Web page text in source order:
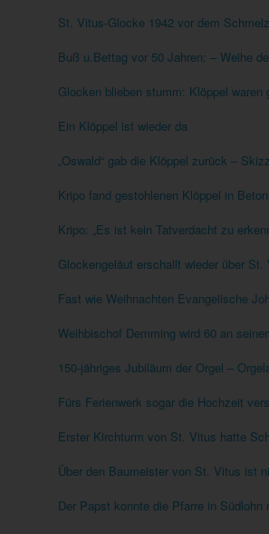
St. Vitus-Glocke 1942 vor dem
Buß u.Bettag vor 50 Jahren: – Weihe
Glocken blieben stumm: Klöppel waren
Ein Klöppel ist wieder da
„Oswald“ gab die Klöppel zurück –
Kripo fand gestohlenen Klöppel in
Kripo: „Es ist kein Tatverdacht zu
Glockengeläut erschallt wieder über St.
Fast wie Weihnachten Evangelische
Weihbischof Demming wird 60 an
150-jähriges Jubiläum der Orgel –
Fürs Ferienwerk sogar die Hochzeit
Erster Kirchturm von St. Vitus hatte
Über den Baumeister von St. Vitus ist
Der Papst konnte die Pfarre in Südlohn